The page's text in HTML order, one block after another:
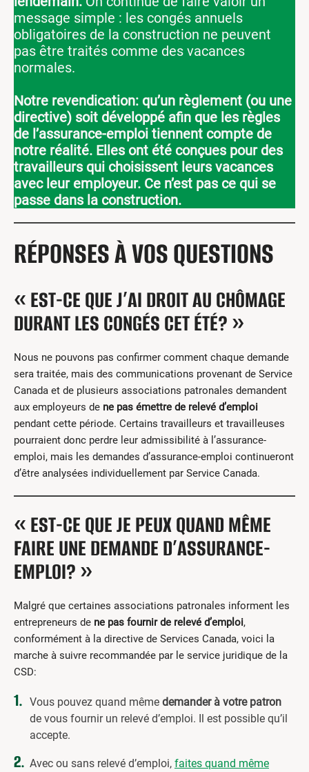
message simple : les congés annuels
obligatoires de la construction ne peuvent
pas être traités comme des vacances
normales.
Notre revendication: qu’un règlement (ou une
directive) soit développé afin que les règles
de l’assurance-emploi tiennent compte de
notre réalité. Elles ont été conçues pour des
travailleurs qui choisissent leurs vacances
avec leur employeur. Ce n’est pas ce qui se
passe dans la construction.
RÉPONSES À VOS QUESTIONS
« EST-CE QUE J’AI DROIT AU CHÔMAGE
DURANT LES CONGÉS CET ÉTÉ? »
Nous ne pouvons pas confirmer comment chaque demande
sera traitée, mais des communications provenant de Service
Canada et de plusieurs associations patronales demandent
aux employeurs de ne pas émettre de relevé d’emploi
pendant cette période. Certains travailleurs et travailleuses
pourraient donc perdre leur admissibilité à l’assurance-
emploi, mais les demandes d’assurance-emploi continueront
d’être analysées individuellement par Service Canada.
« EST-CE QUE JE PEUX QUAND MÊME
FAIRE UNE DEMANDE D’ASSURANCE-
EMPLOI? »
Malgré que certaines associations patronales informent les
entrepreneurs de ne pas fournir de relevé d’emploi,
conformément à la directive de Services Canada, voici la
marche à suivre recommandée par le service juridique de la
CSD:
Vous pouvez quand même demander à votre patron
de vous fournir un relevé d’emploi. Il est possible qu’il
accepte.
Avec ou sans relevé d’emploi, faites quand même